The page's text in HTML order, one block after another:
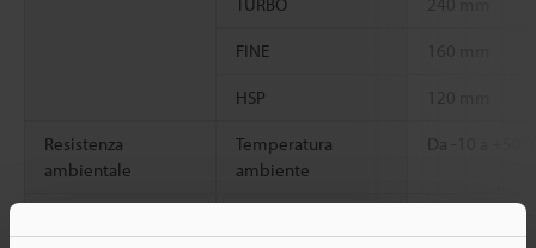
FINE
HSP
Resistenza
ambientale
Temperatura
ambiente
Da -10 a +50
Plastica